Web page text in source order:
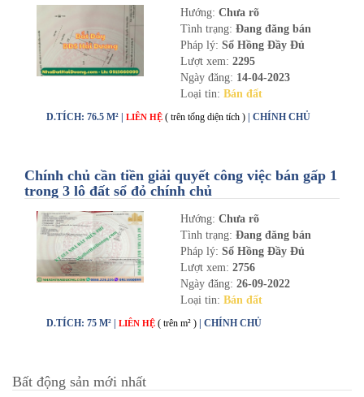
Hướng: Chưa rõ
Tình trạng: Đang đăng bán
Pháp lý: Sổ Hồng Đầy Đủ
Lượt xem: 2295
Ngày đăng: 14-04-2023
Loại tin: Bán đất
D.TÍCH: 76.5 M² | LIÊN HỆ ( trên tổng diện tích ) | CHÍNH CHỦ
Chính chủ cần tiền giải quyết công việc bán gấp 1
trong 3 lô đất sổ đỏ chính chủ
Hướng: Chưa rõ
Tình trạng: Đang đăng bán
Pháp lý: Sổ Hồng Đầy Đủ
Lượt xem: 2756
Ngày đăng: 26-09-2022
Loại tin: Bán đất
D.TÍCH: 75 M² | LIÊN HỆ ( trên m² ) | CHÍNH CHỦ
Bất động sản mới nhất